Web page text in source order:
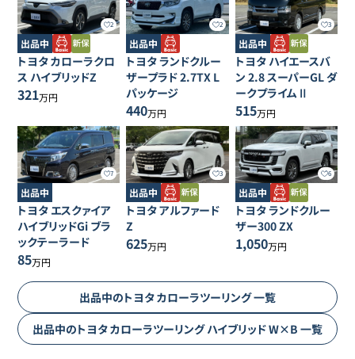
2
出品中
トヨタカローラクロ
ス ハイブリッドZ
321万円
2
出品中
トヨタランドクルー
ザープラド2.7TX L
パッケージ
440万円
3
出品中
トヨタ ハイエースバ
ン 2.8 スーパーGL ダ
ークプライムⅡ
515万円
7
出品中
トヨタ エスクァイア
ハイブリッドGi ブラ
ックテーラード
85万円
3
出品中
トヨタアルファード
Z
625万円
6
出品中
トヨタランドクルー
ザー300ZX
1,050万円
出品中のトヨタカローラツーリング一覧
出品中のトヨタカローラツーリング ハイブリッド W×B 一覧